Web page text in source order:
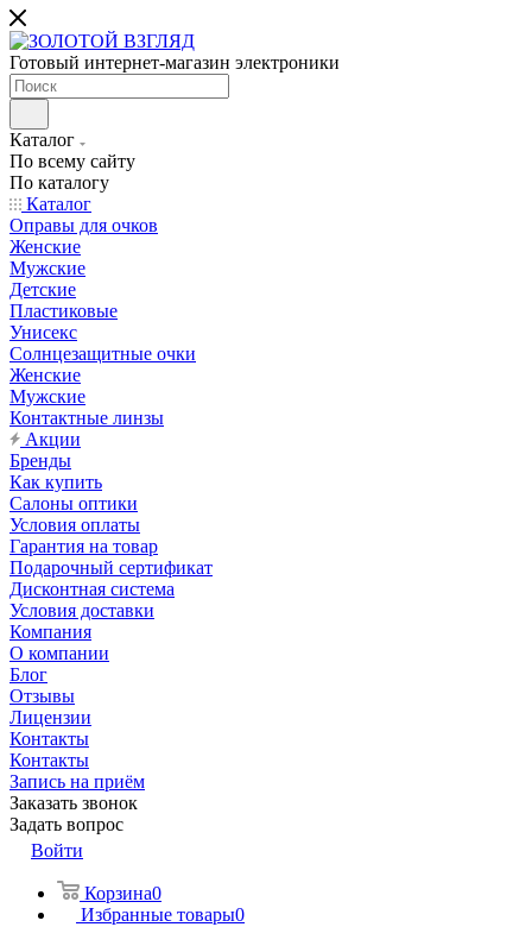
Готовый интернет-магазин электроники
Каталог
По всему сайту
По каталогу
Каталог
Оправы для очков
Женские
Мужские
Детские
Пластиковые
Унисекс
Солнцезащитные очки
Женские
Мужские
Контактные линзы
Акции
Бренды
Как купить
Салоны оптики
Условия оплаты
Гарантия на товар
Подарочный сертификат
Дисконтная система
Условия доставки
Компания
О компании
Блог
Отзывы
Лицензии
Контакты
Контакты
Запись на приём
Заказать звонок
Задать вопрос
Войти
Корзина0
Избранные товары0